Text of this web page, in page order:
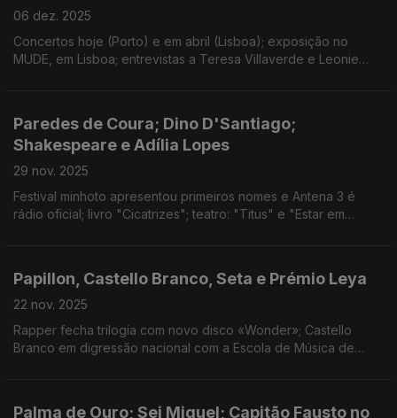
06 dez. 2025
Concertos hoje (Porto) e em abril (Lisboa); exposição no
MUDE, em Lisboa; entrevistas a Teresa Villaverde e Leonie
Paredes de Coura; Dino D'Santiago;
Shakespeare e Adília Lopes
29 nov. 2025
Festival minhoto apresentou primeiros nomes e Antena 3 é
rádio oficial; livro "Cicatrizes"; teatro: "Titus" e "Estar em
Papillon, Castello Branco, Seta e Prémio Leya
22 nov. 2025
Rapper fecha trilogia com novo disco «Wonder»; Castello
Branco em digressão nacional com a Escola de Música de
Palma de Ouro; Sei Miguel; Capitão Fausto no